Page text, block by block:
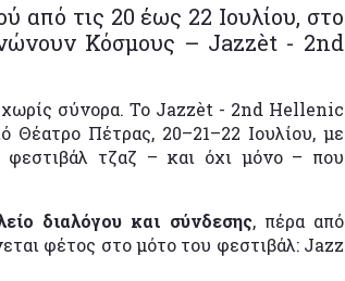
από τις 20 έως 22 Ιουλίου, στο
Κόσμους – Jazzèt - 2nd
χωρίς σύνορα. Το Jazzèt - 2nd Hellenic
Πέτρας, 20–21–22 Ιουλίου, με
φεστιβάλ τζαζ – και όχι μόνο – που
διαλόγου και σύνδεσης, πέρα από
φέτος στο μότο του φεστιβάλ: Jazz